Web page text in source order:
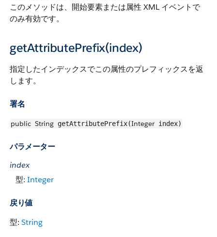
このメソッドは、開始要素または属性 XML イベントで
のみ有効です。
getAttributePrefix(index)
指定したインデックスでこの属性のプレフィックスを返
します。
署名
public String getAttributePrefix(Integer index)
パラメーター
index
型: Integer
戻り値
型: String